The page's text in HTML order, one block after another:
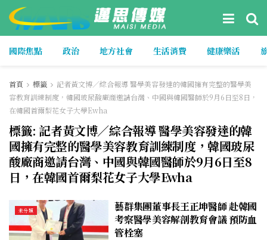
國際焦點 政治 地方社會 生活消費 健康樂活
首頁 標籤
記者黃文博／綜合報導 醫學美容發達的韓國擁有完整的醫學美
容教育訓練制度，韓國玻尿酸廠商邀請台灣、中國與韓國醫師於9月6日至8日，
在韓國首爾梨花女子大學Ewha
標籤: 記者黃文博／綜合報導 醫學美容發達的韓
國擁有完整的醫學美容教育訓練制度，韓國玻尿
酸廠商邀請台灣、中國與韓國醫師於9月6日至8
日，在韓國首爾梨花女子大學Ewha
未分類
藝群集團董事長王正坤醫師 赴韓國
考察醫學美容解剖教育會議 預防血
管栓塞